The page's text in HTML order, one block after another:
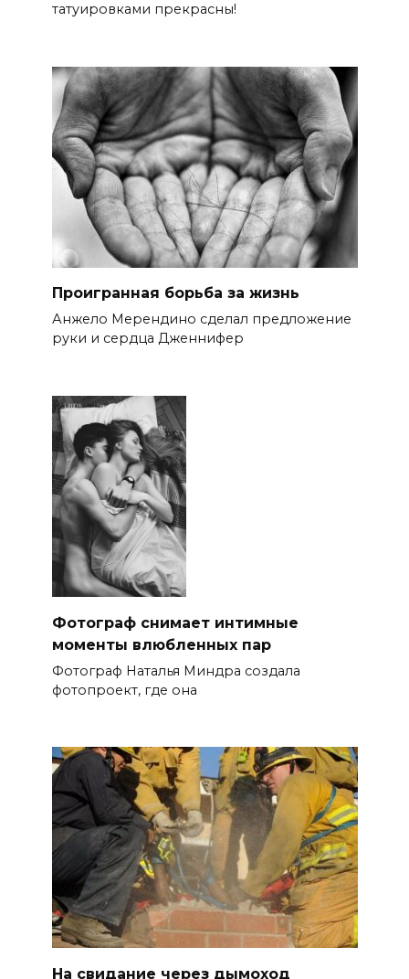
татуировками прекрасны!
Проигранная борьба за жизнь
Анжело Мерендино сделал предложение
руки и сердца Дженнифер
Фотограф снимает интимные
моменты влюбленных пар
Фотограф Наталья Миндра создала
фотопроект, где она
На свидание через дымоход